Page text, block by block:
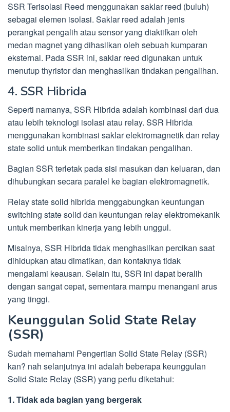
SSR Terisolasi Reed menggunakan saklar reed (buluh)
sebagai elemen isolasi. Saklar reed adalah jenis
perangkat pengalih atau sensor yang diaktifkan oleh
medan magnet yang dihasilkan oleh sebuah kumparan
eksternal. Pada SSR ini, saklar reed digunakan untuk
menutup thyristor dan menghasilkan tindakan pengalihan.
4. SSR Hibrida
Seperti namanya, SSR Hibrida adalah kombinasi dari dua
atau lebih teknologi isolasi atau relay. SSR Hibrida
menggunakan kombinasi saklar elektromagnetik dan relay
state solid untuk memberikan tindakan pengalihan.
Bagian SSR terletak pada sisi masukan dan keluaran, dan
dihubungkan secara paralel ke bagian elektromagnetik.
Relay state solid hibrida menggabungkan keuntungan
switching state solid dan keuntungan relay elektromekanik
untuk memberikan kinerja yang lebih unggul.
Misalnya, SSR Hibrida tidak menghasilkan percikan saat
dihidupkan atau dimatikan, dan kontaknya tidak
mengalami keausan. Selain itu, SSR ini dapat beralih
dengan sangat cepat, sementara mampu menangani arus
yang tinggi.
Keunggulan Solid State Relay
(SSR)
Sudah memahami Pengertian Solid State Relay (SSR)
kan? nah selanjutnya ini adalah beberapa keunggulan
Solid State Relay (SSR) yang perlu diketahui:
1. Tidak ada bagian yang bergerak